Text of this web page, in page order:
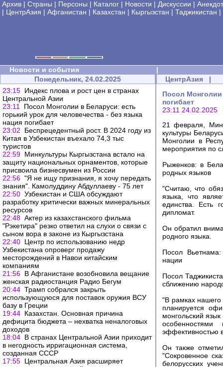
Архив | Страны | Персоны | Каталог | Новости | Дискуссии |
| ЦентрАзия | Афганистан | Казахстан | Кыргызстан | Таджикистан |
Новости и события
|
Понедельник, 24.02.2025
23:15 Индекс плова и рост цен в странах
Центральной Азии
23:11
Посол Монголии в Беларуси: есть
горький урок для человечества - без языка
нация погибает
23:02
Беспрецедентный рост. В 2024 году из
Китая в Узбекистан въехало 74,3 тыс
туристов
22:59 Минкультуры Кыргызстана встало на
защиту национальных орнаментов, которые
присвоила бизнесвумен из России
22:56 "Я не ищу признания, я хочу передать
знания". Камолуддину Абдуллаеву - 75 лет
22:50 Узбекистан и США обсуждают
разработку критически важных минеральных
ресурсов
22:48 Актер из казахстанского фильма
"Рэкетира" резко ответил на слухи о связи с
сыном вора в законе из Кыргызстана
22:40 Центр по использованию недр
Узбекистана опроверг продажу
месторождений в Навои китайским
компаниям
21:56 В Афганистане возобновила вещание
женская радиостанция Радио Бегум
20:44 Трамп собрался закрыть
использующуюся для поставок оружия ВСУ
базу в Греции
19:44 Казахстан. Основная причина
дефицита бюджета – нехватка неналоговых
доходов
18:04 В странах Центральной Азии приходит
в негодность ирригационная система,
созданная СССР
17:55 Центральная Азия расширяет
ЦентрАзия |
Посол Монголии
погибает
23:11 24.02.2025
21 февраля,
культуры
Монголии в
мероприятия по
Рыженков: в
родных языков
"Считаю, что
языка, что
единства. Есть
дипломат.
Он обратил
родного языка.
Посол Вьетнама:
нации
Посол
сближению
"В рамках нашего
планируется
монгольский
эффективностью
Он также
"Сокровенное
белорусских